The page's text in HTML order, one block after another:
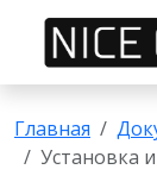
Главная
Установка